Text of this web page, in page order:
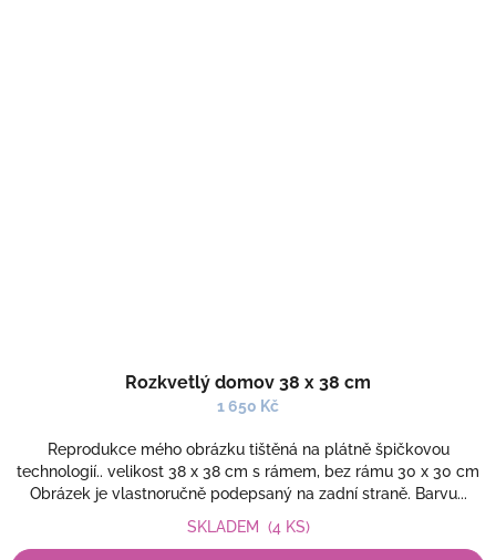
Rozkvetlý domov 38 x 38 cm
1 650 Kč
Reprodukce mého obrázku tištěná na plátně špičkovou
technologií.. velikost 38 x 38 cm s rámem, bez rámu 30 x 30 cm
Obrázek je vlastnoručně podepsaný na zadní straně. Barvu...
SKLADEM (4 KS)